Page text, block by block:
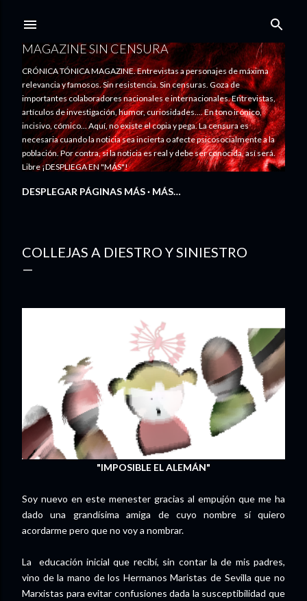
MAGAZINE SIN CENSURA
CRÓNICA TÓNICA MAGAZINE. Entrevistas a personajes de máxima
relevancia y famosos. Sin resistencia. Sin censuras. Goza de
importantes colaboradores nacionales e internacionales. Entrevistas,
artículos de investigación, humor, curiosidades.... En tono irónico,
incisivo, cómico... Aquí, no existe el copia y pega. La censura es
necesaria cuando la noticia sea incierta o afecte psicosocialmente a la
población. Por contra, si la noticia es real y debe ser conocida, así será.
Libre ¡DESPLIEGA EN "MÁS"!
DESPLEGAR PÁGINAS MÁS MÁS…
COLLEJAS A DIESTRO Y SINIESTRO
"IMPOSIBLE EL ALEMÁN"
Soy nuevo en este menester gracias al empujón que me ha
dado una grandísima amiga de cuyo nombre sí quiero
acordarme pero que no voy a nombrar.
La
educación inicial que recibí, sin contar la de mis padres,
vino de la mano de los Hermanos Maristas de Sevilla que no
Marxistas para evitar confusiones dada la susceptibilidad que